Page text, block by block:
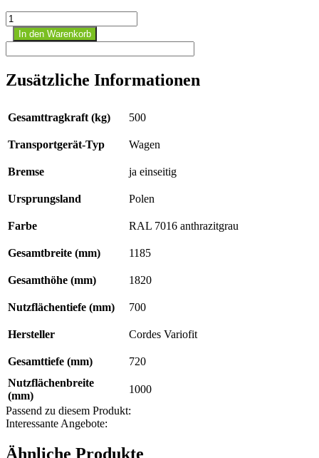
Etagenwagen
hoch,
RAL
7016
In den Warenkorb
Zusätzliche Informationen
Gesamttragkraft (kg) 500
Transportgerät-Typ Wagen
Bremse ja einseitig
Ursprungsland Polen
Farbe RAL 7016 anthrazitgrau
Gesamtbreite (mm) 1185
Gesamthöhe (mm) 1820
Nutzflächentiefe (mm) 700
Hersteller Cordes Variofit
Gesamttiefe (mm)
720
Nutzflächenbreite
(mm)
1000
Passend zu diesem Produkt:
Interessante Angebote:
Ähnliche Produkte